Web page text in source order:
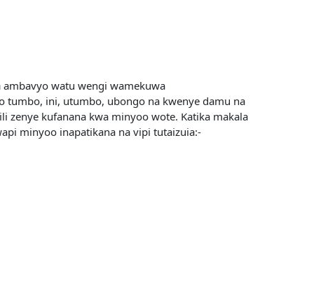
watu wengi wamekuwa
ini, utumbo, ubongo na kwenye damu na
zenye kufanana kwa minyoo wote. Katika makala
minyoo inapatikana na vipi tutaizuia:-